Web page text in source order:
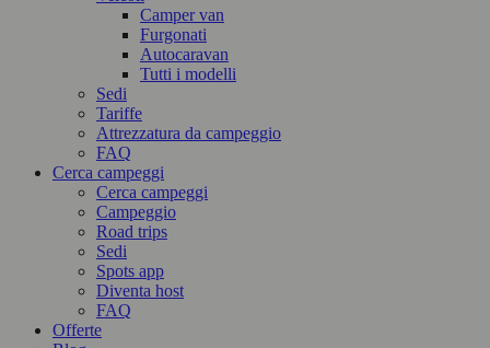
Camper van
Furgonati
Autocaravan
Tutti i modelli
Sedi
Tariffe
Attrezzatura da campeggio
FAQ
Cerca campeggi
Cerca campeggi
Campeggio
Road trips
Sedi
Spots app
Diventa host
FAQ
Offerte